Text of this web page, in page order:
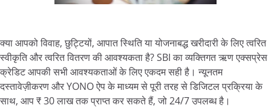
क्या आपको विवाह, छुट्टियों, आपात स्थिति या योजनाबद्ध खरीदारी के लिए त्वरित
स्वीकृति और त्वरित वितरण की आवश्यकता है? SBI का व्यक्तिगत ऋण एक्सप्रेस
क्रेडिट आपकी सभी आवश्यकताओं के लिए एकदम सही है। न्यूनतम
दस्तावेज़ीकरण और YONO ऐप के माध्यम से पूरी तरह से डिजिटल प्रक्रिया के
साथ, आप ₹ 30 लाख तक प्राप्त कर सकते हैं, जो 24/7 उपलब्ध है।